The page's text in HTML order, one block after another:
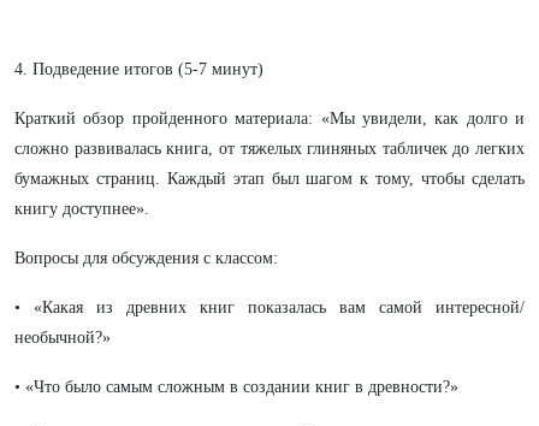
4. Подведение итогов (5-7 минут)
Краткий обзор пройденного материала: «Мы увидели, как долго и
сложно развивалась книга, от тяжелых глиняных табличек до легких
бумажных страниц. Каждый этап был шагом к тому, чтобы сделать
книгу доступнее».
Вопросы для обсуждения с классом:
• «Какая из древних книг показалась вам самой интересной/
необычной?»
• «Что было самым сложным в создании книг в древности?»